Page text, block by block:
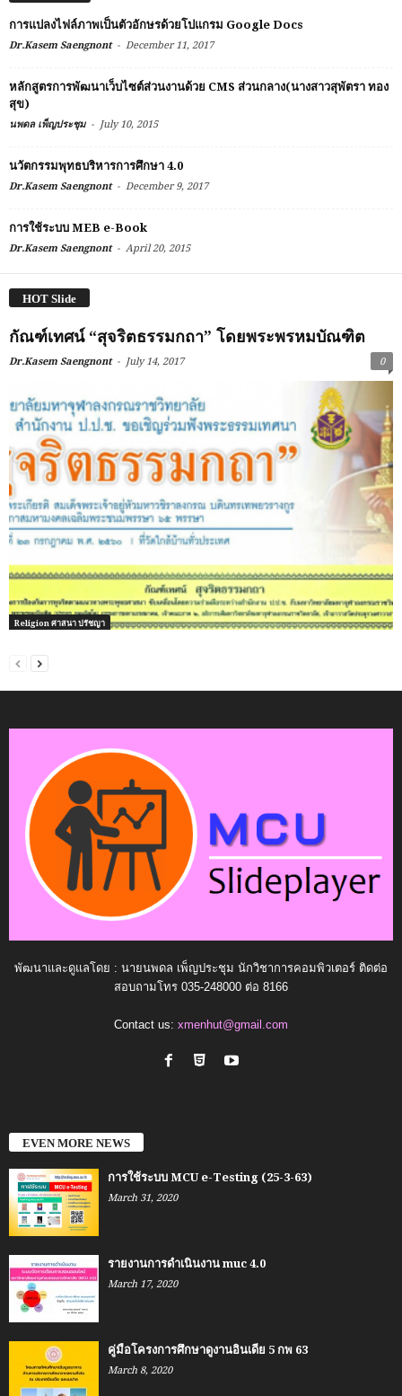
การแปลงไฟล์ภาพเป็นตัวอักษรด้วยโปแกรม Google Docs
Dr.Kasem Saengnont - December 11, 2017
หลักสูตรการพัฒนาเว็บไซต์ส่วนงานด้วย CMS ส่วนกลาง(นางสาวสุพัตรา ทอง
สุข)
นพดล เพ็ญประชุม - July 10, 2015
นวัตกรรมพุทธบริหารการศึกษา 4.0
Dr.Kasem Saengnont - December 9, 2017
การใช้ระบบ MEB e-Book
Dr.Kasem Saengnont - April 20, 2015
HOT Slide
กัณฑ์เทศน์ “สุจริตธรรมกถา” โดยพระพรหมบัณฑิต
Dr.Kasem Saengnont - July 14, 2017 0
Religion ศาสนา ปรัชญา
พัฒนาและดูแลโดย : นายนพดล เพ็ญประชุม นักวิชาการคอมพิวเตอร์ ติดต่อ
สอบถามโทร 035-248000 ต่อ 8166
Contact us: xmenhut@gmail.com
EVEN MORE NEWS
การใช้ระบบ MCU e-Testing (25-3-63)
March 31, 2020
รายงานการดำเนินงาน muc 4.0
March 17, 2020
คู่มือโครงการศึกษาดูงานอินเดีย 5 กพ 63
March 8, 2020